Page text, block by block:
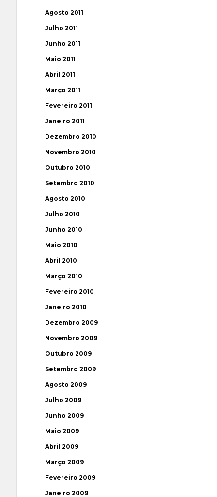
Agosto 2011
Julho 2011
Junho 2011
Maio 2011
Abril 2011
Março 2011
Fevereiro 2011
Janeiro 2011
Dezembro 2010
Novembro 2010
Outubro 2010
Setembro 2010
Agosto 2010
Julho 2010
Junho 2010
Maio 2010
Abril 2010
Março 2010
Fevereiro 2010
Janeiro 2010
Dezembro 2009
Novembro 2009
Outubro 2009
Setembro 2009
Agosto 2009
Julho 2009
Junho 2009
Maio 2009
Abril 2009
Março 2009
Fevereiro 2009
Janeiro 2009